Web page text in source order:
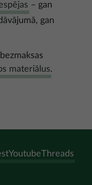
– gan
gan
materiālus.
YoutubeThreads